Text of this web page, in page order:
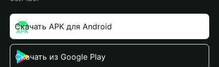
Скачать APK для Android
Скачать из Google Play